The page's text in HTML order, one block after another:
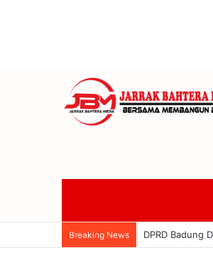
Breaking News DPRD Badung